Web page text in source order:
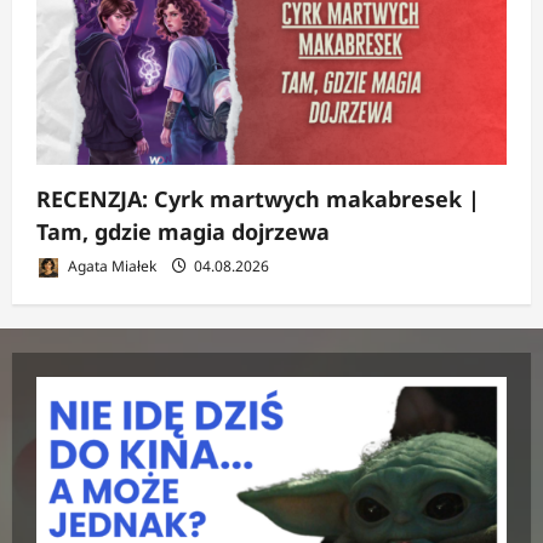
RECENZJA: Cyrk martwych makabresek |
Tam, gdzie magia dojrzewa
Agata Miałek 04.08.2026